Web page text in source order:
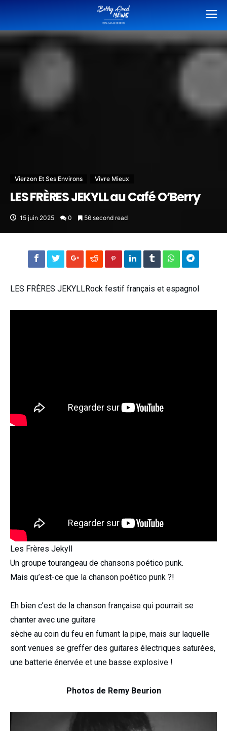
Vierzon Et Ses Environs Vivre Mieux
LES FRÈRES JEKYLL au Café O’Berry
15 juin 2025 0 56 second read
LES FRÈRES JEKYLLRock festif français et espagnol
Les Frères Jekyll
Un groupe tourangeau de chansons poético punk.
Mais qu’est-ce que la chanson poético punk ?!
Eh bien c’est de la chanson française qui pourrait se
chanter avec une guitare
sèche au coin du feu en fumant la pipe, mais sur laquelle
sont venues se greffer des guitares électriques saturées,
une batterie énervée et une basse explosive !
Photos de Remy Beurion